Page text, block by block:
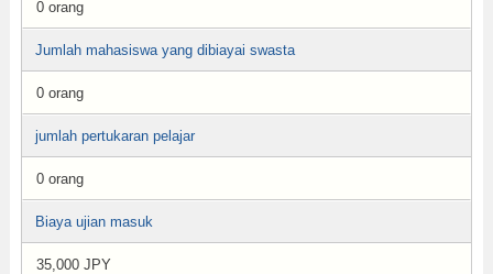
0 orang
Jumlah mahasiswa yang dibiayai swasta
0 orang
jumlah pertukaran pelajar
0 orang
Biaya ujian masuk
35,000 JPY